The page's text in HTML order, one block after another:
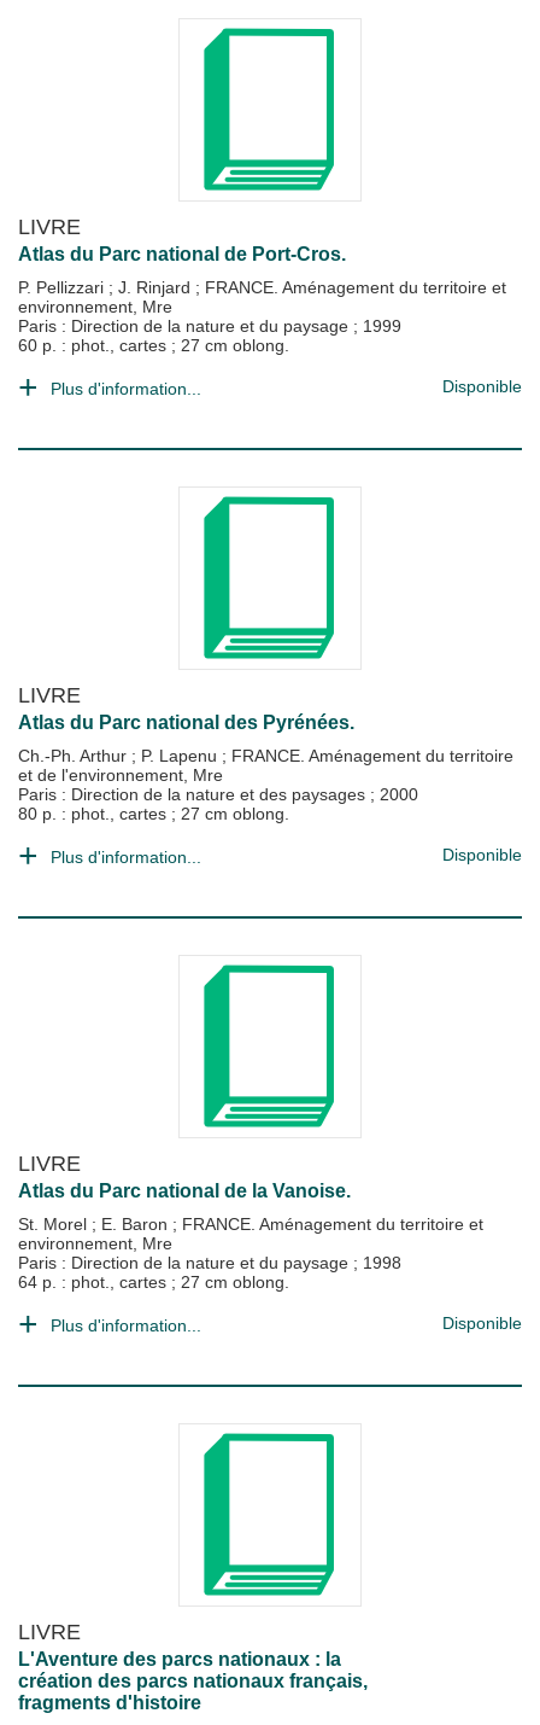
LIVRE
Atlas du Parc national de Port-Cros.
P. Pellizzari ; J. Rinjard ; FRANCE. Aménagement du territoire et
environnement, Mre
Paris : Direction de la nature et du paysage ; 1999
60 p. : phot., cartes ; 27 cm oblong.
Plus d'information... Disponible
LIVRE
Atlas du Parc national des Pyrénées.
Ch.-Ph. Arthur ; P. Lapenu ; FRANCE. Aménagement du territoire
et de l'environnement, Mre
Paris : Direction de la nature et des paysages ; 2000
80 p. : phot., cartes ; 27 cm oblong.
Plus d'information... Disponible
LIVRE
Atlas du Parc national de la Vanoise.
St. Morel ; E. Baron ; FRANCE. Aménagement du territoire et
environnement, Mre
Paris : Direction de la nature et du paysage ; 1998
64 p. : phot., cartes ; 27 cm oblong.
Plus d'information... Disponible
LIVRE
L'Aventure des parcs nationaux : la
création des parcs nationaux français,
fragments d'histoire